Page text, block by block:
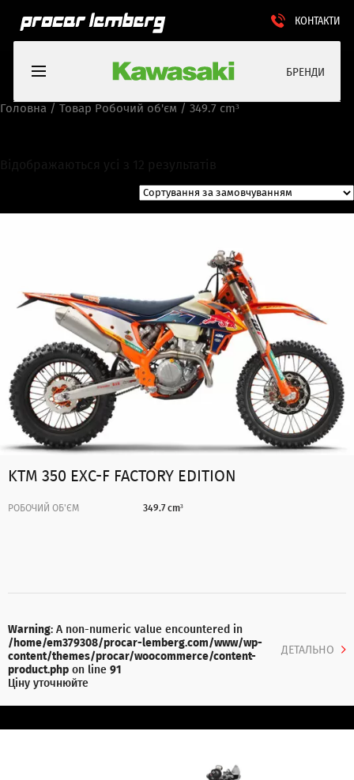
КОНТАКТИ
БРЕНДИ
Головна / Товар Робочий об'єм / 349.7 cm³
Відображаються усі з 12 результатів
KTM 350 EXC-F FACTORY EDITION
РОБОЧИЙ ОБ'ЄМ 349.7 cm³
Warning: A non-numeric value encountered in
/home/em379308/procar-lemberg.com/www/wp-
content/themes/procar/woocommerce/content-
product.php on line 91
Ціну уточнюйте
ДЕТАЛЬНО